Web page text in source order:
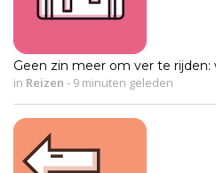
Geen zin meer om ver te rijden:
in Reizen - 9 minuten geleden